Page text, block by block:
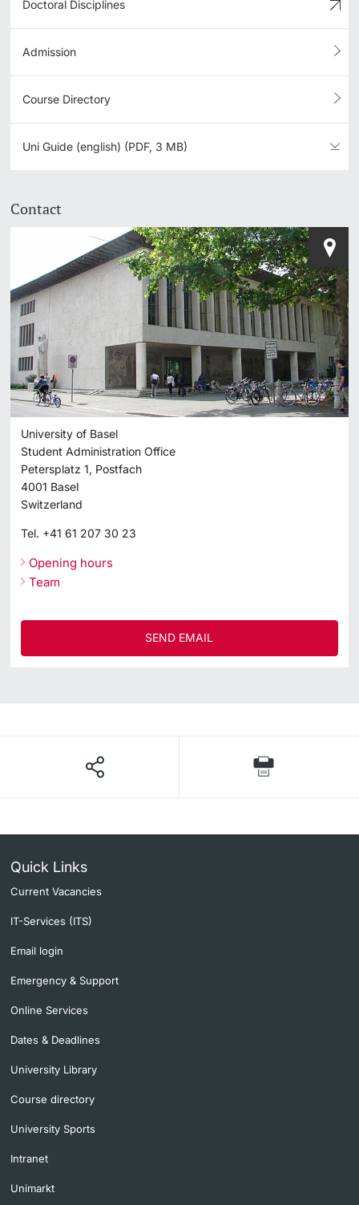
Doctoral Disciplines
Admission
Course Directory
Uni Guide (english) (PDF, 3 MB)
Contact
University of Basel
Student Administration Office
Petersplatz 1, Postfach
4001 Basel
Switzerland
Tel. +41 61 207 30 23
Opening hours
Team
SEND EMAIL
Quick Links
Current Vacancies
IT-Services (ITS)
Email login
Emergency & Support
Online Services
Dates & Deadlines
University Library
Course directory
University Sports
Intranet
Unimarkt